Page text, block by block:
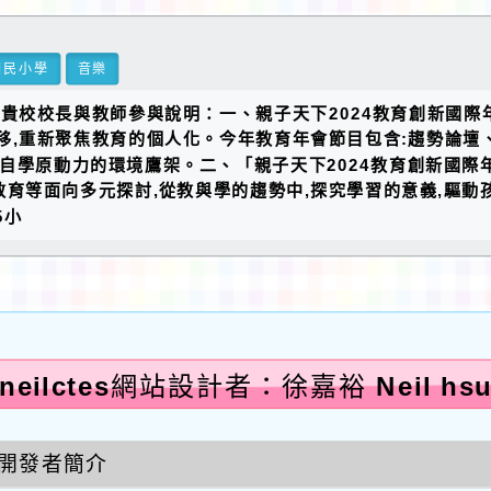
民小學 音樂
校校長與教師參與說明：一、親子天下2024教育創新國
重新聚焦教育的個人化。今年教育年會節目包含:趨勢論
學原動力的環境鷹架。二、「親子天下2024教育創新國
等面向多元探討,從教與學的趨勢中,探究學習的意義,驅
小
網站設計者：徐嘉裕 Neil
發者簡介